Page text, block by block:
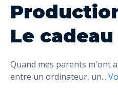
Le cadeau
Quand mes parents m'ont
entre un ordinateur, un...